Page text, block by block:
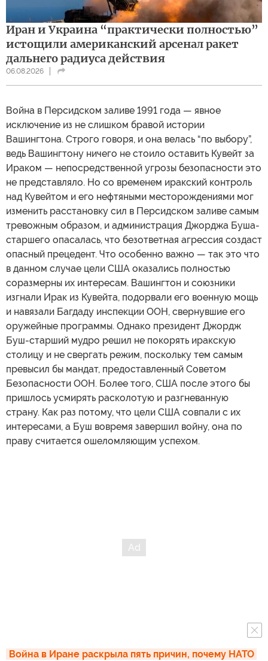
Иран и Украина “практически полностью”
истощили американский арсенал ракет
дальнего радиуса действия
06.08.2026
Война в Персидском заливе 1991 года — явное
исключение из не слишком бравой истории
Вашингтона. Строго говоря, и она велась “по выбору”,
ведь Вашингтону ничего не стоило оставить Кувейт за
Ираком — непосредственной угрозы безопасности это
не представляло. Но со временем иракский контроль
над Кувейтом и его нефтяными месторождениями мог
изменить расстановку сил в Персидском заливе самым
тревожным образом, и администрация Джорджа Буша-
старшего опасалась, что безответная агрессия создаст
опасный прецедент. Что особенно важно — так это что
в данном случае цели США оказались полностью
соразмерны их интересам. Вашингтон и союзники
изгнали Ирак из Кувейта, подорвали его военную мощь
и навязали Багдаду инспекции ООН, свернувшие его
оружейные программы. Однако президент Джордж
Буш-старший мудро решил не покорять иракскую
столицу и не свергать режим, поскольку тем самым
превысил бы мандат, предоставленный Советом
Безопасности ООН. Более того, США после этого бы
пришлось усмирять расколотую и разгневанную
страну. Как раз потому, что цели США совпали с их
интересами, а Буш вовремя завершил войну, она по
праву считается ошеломляющим успехом.
Война в Иране раскрыла пять причин, почему НАТО